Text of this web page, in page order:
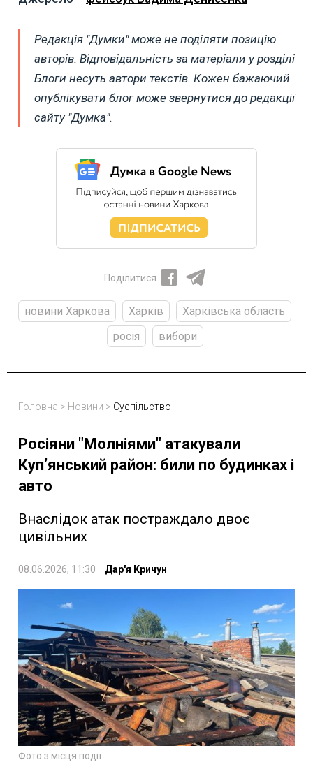
Редакція "Думки" може не поділяти позицію
авторів. Відповідальність за матеріали у розділі
Блоги несуть автори текстів. Кожен бажаючий
опублікувати блог може звернутися до редакції
сайту "Думка".
Поділитися
новини Харкова Харків
Харківська область
росія
вибори
Головна > Новини > Суспільство
Росіяни "Молніями" атакували
Куп’янський район: били по будинках і
авто
Внаслідок атак постраждало двоє
цивільних
08.06.2026, 11:30 Дар'я Кричун
Фото з місця події